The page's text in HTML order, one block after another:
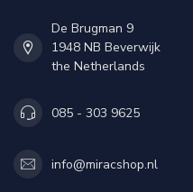
De Brugman 9
1948 NB Beverwijk
the Netherlands
085 - 303 9625
info@miracshop.nl